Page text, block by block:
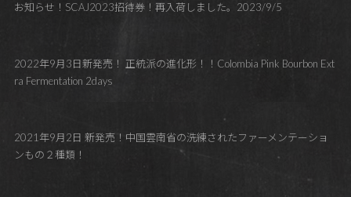
お知らせ！SCAJ2023招待券！再入荷しました。2023/9/5
2022年9月3日新発売！ 正統派の進化形！！Colombia Pink Bourbon Ext
ra Fermentation 2days
2021年9月2日 新発売！中国雲南省の洗練されたファーメンテーショ
ンもの２種類！